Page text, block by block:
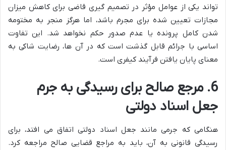
تواند یکی از عوامل مؤثر در تصمیم گیری قاضی برای کاهش میزان
مجازات تعیین شده برای مجرم باشد، اما هرگز منجر به مختومه
شدن کامل پرونده یا عدم صدور حکم نخواهد شد. این تفاوت
اساسی با جرائم قابل گذشت است که در آن ها، رضایت شاکی به
معنای پایان یافتن فرآیند کیفری است.
6. مرجع صالح برای رسیدگی به جرم
جعل اسناد دولتی
هنگامی که جرمی مانند جعل اسناد دولتی اتفاق می افتد، برای
رسیدگی قانونی به آن، باید به مراجع قضایی صالح مراجعه کرد.